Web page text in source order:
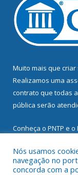
Muito mais que criar
Realizamos uma
contrato que todas
pública serão
Conheça o PNTP e o
Nós usamos
navegação no
concorda com a